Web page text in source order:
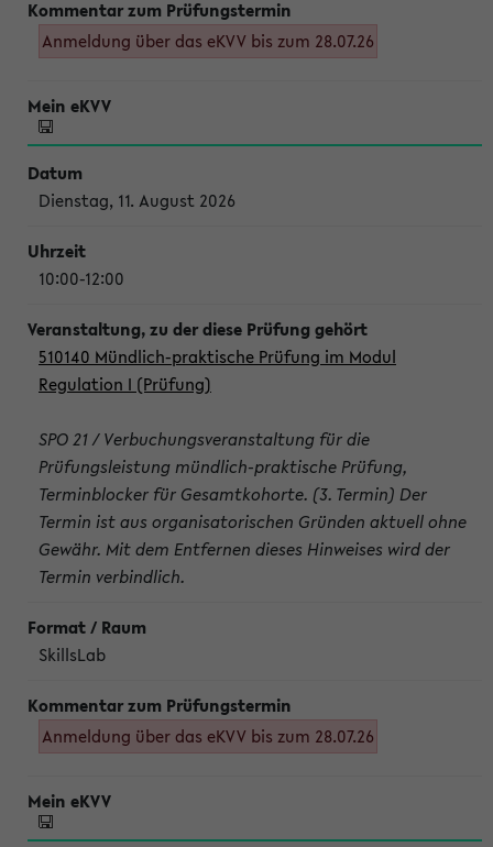
Anmeldung über das eKVV bis zum 28.07.26
Dienstag, 11. August 2026
10:00-12:00
510140 Mündlich-praktische Prüfung im Modul
Regulation I (Prüfung)
SPO 21 / Verbuchungsveranstaltung für die
Prüfungsleistung mündlich-praktische Prüfung,
Terminblocker für Gesamtkohorte. (3. Termin) Der
Termin ist aus organisatorischen Gründen aktuell ohne
Gewähr. Mit dem Entfernen dieses Hinweises wird der
Termin verbindlich.
SkillsLab
Anmeldung über das eKVV bis zum 28.07.26